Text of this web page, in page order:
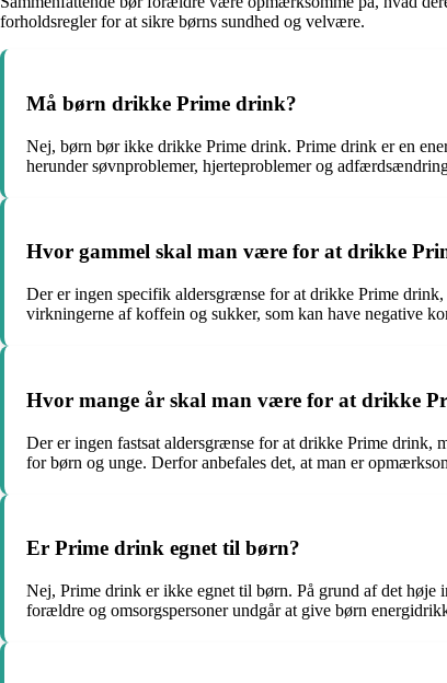
forholdsregler for at sikre børns sundhed og velvære.
Må børn drikke Prime drink?
Nej, børn bør ikke drikke Prime drink. Prime drink er en
herunder søvnproblemer, hjerteproblemer og
Hvor gammel skal man være for at drikke
Der er ingen specifik aldersgrænse for at drikke Prime
virkningerne af koffein og sukker, som kan have negative
Hvor mange år skal man være for at drikke
Der er ingen fastsat aldersgrænse for at drikke Prime
for børn og unge. Derfor anbefales det, at man er
Er Prime drink egnet til børn?
Nej, Prime drink er ikke egnet til børn. På grund af det
forældre og omsorgspersoner undgår at give børn